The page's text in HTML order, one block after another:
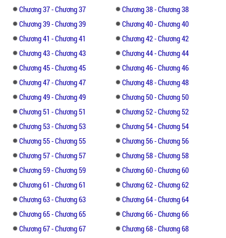
An Nhiên thật sự không thể ngờ, vào đúng
hôm cô tốt nghiệp đại học năm 21 tuổi,
người chồng kết hôn một năm lại cho cô
một món quà tốt nghiệp như thế này!
Chương 37 - Chương 37
Chương 38 - Chương 38
Chương 39 - Chương 39
Chương 40 - Chương 40
Chương 41 - Chương 41
Chương 42 - Chương 42
Chương 43 - Chương 43
Chương 44 - Chương 44
Chương 45 - Chương 45
Chương 46 - Chương 46
Chương 47 - Chương 47
Chương 48 - Chương 48
Chương 49 - Chương 49
Chương 50 - Chương 50
Chương 51 - Chương 51
Chương 52 - Chương 52
Chương 53 - Chương 53
Chương 54 - Chương 54
Chương 55 - Chương 55
Chương 56 - Chương 56
Chương 57 - Chương 57
Chương 58 - Chương 58
Chương 59 - Chương 59
Chương 60 - Chương 60
Chương 61 - Chương 61
Chương 62 - Chương 62
Chương 63 - Chương 63
Chương 64 - Chương 64
Chương 65 - Chương 65
Chương 66 - Chương 66
Chương 67 - Chương 67
Chương 68 - Chương 68